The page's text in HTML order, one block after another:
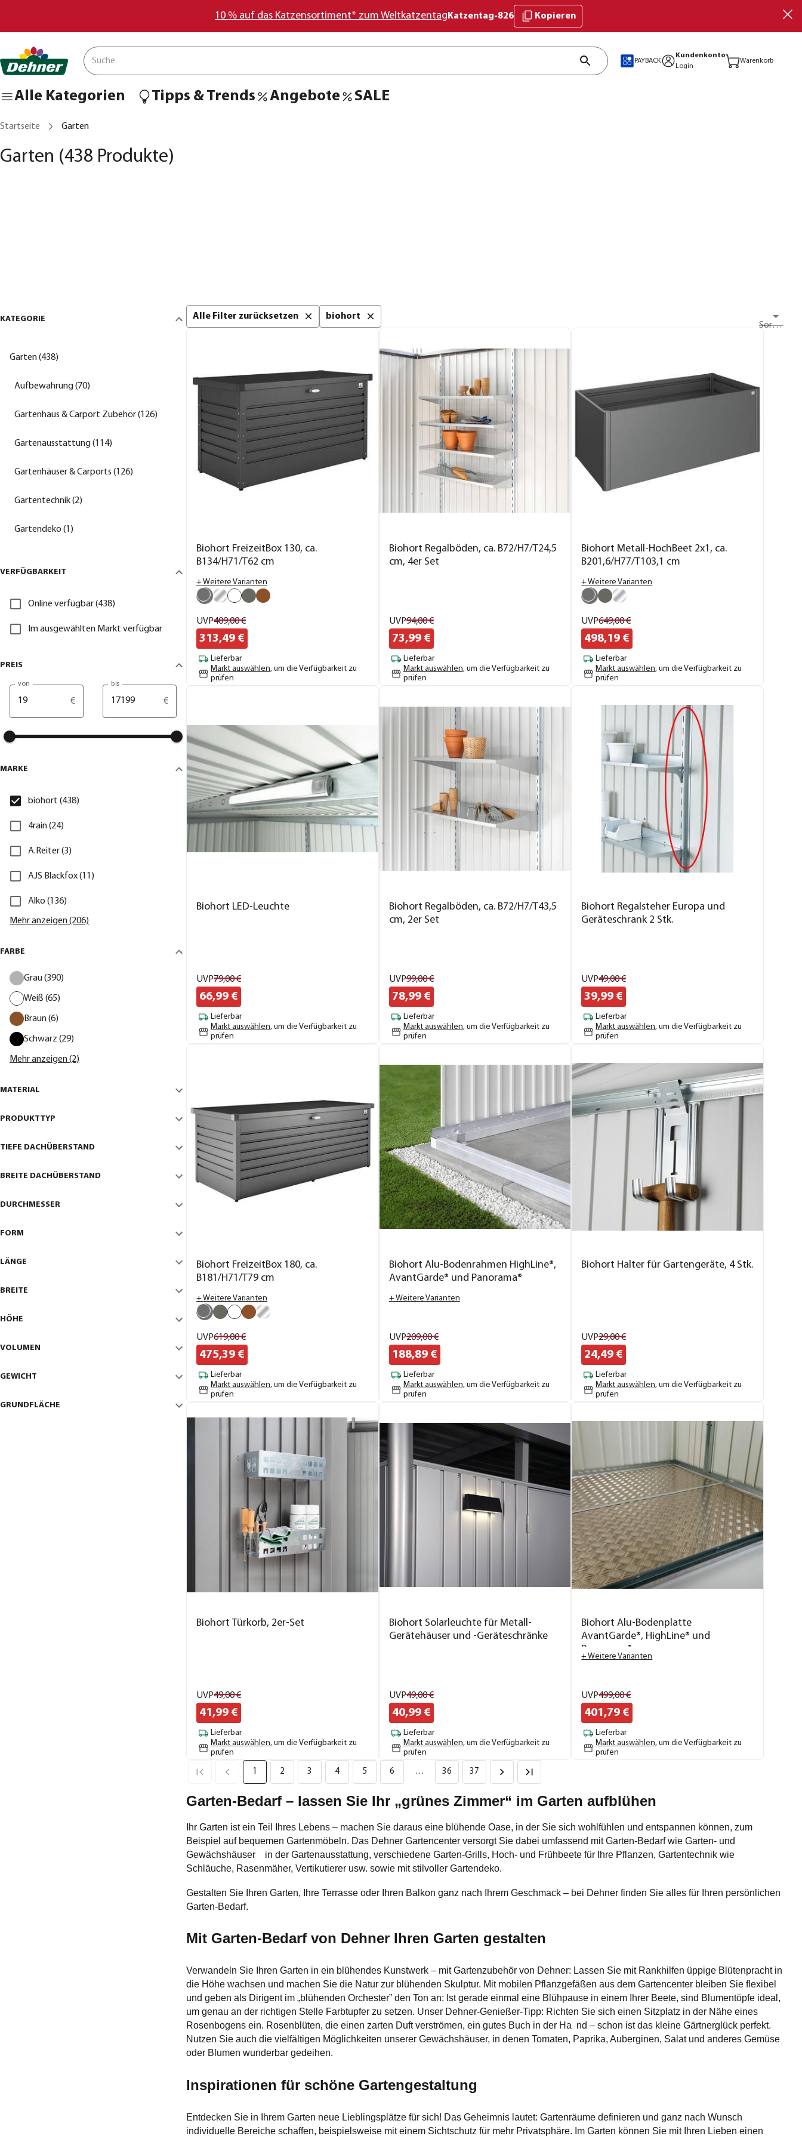
10 % auf das Katzensortiment* zum Weltkatzentag Katzentag-826 Kopieren
PAYBACK
Kundenkonto
Login
Warenkorb
Alle Kategorien Tipps & Trends Angebote SALE
Startseite Garten
Garten (438 Produkte)
KATEGORIE
Garten (438)
Aufbewahrung (70)
Gartenhaus & Carport Zubehör (126)
Gartenausstattung (114)
Gartenhäuser & Carports (126)
Gartentechnik (2)
Gartendeko (1)
VERFÜGBARKEIT
Online verfügbar (438)
Im ausgewählten Markt verfügbar
PREIS
von
€
bis
€
MARKE
biohort (438)
4rain (24)
A.Reiter (3)
AJS Blackfox (11)
Alko (136)
Mehr anzeigen (206)
FARBE
Grau (390)
Weiß (65)
Braun (6)
Schwarz (29)
Mehr anzeigen (2)
MATERIAL
PRODUKTTYP
TIEFE DACHÜBERSTAND
BREITE DACHÜBERSTAND
DURCHMESSER
FORM
LÄNGE
BREITE
HÖHE
VOLUMEN
GEWICHT
GRUNDFLÄCHE
Alle Filter zurücksetzen
biohort
Sortieren nach
Biohort FreizeitBox 130, ca.
B134/H71/T62 cm
+ Weitere Varianten
UVP409,00€
313,49 €
Lieferbar
Markt auswählen, um die Verfügbarkeit zu
prüfen
Biohort Regalböden, ca. B72/H7/T24,5
cm, 4er Set
UVP94,00€
73,99€
Lieferbar
Markt auswählen, um die Verfügbarkeit zu
prüfen
Biohort Metall-HochBeet 2x1, ca.
B201,6/H77/T103,1 cm
+ Weitere Varianten
UVP649,00€
498,19 €
Lieferbar
Markt auswählen, um die Verfügbarkeit zu
prüfen
Biohort LED-Leuchte
UVP79,00€
66,99 €
Lieferbar
Markt auswählen, um die Verfügbarkeit zu
prüfen
Biohort Regalböden, ca. B72/H7/T43,5
cm, 2er Set
UVP99,00€
78,99€
Lieferbar
Markt auswählen, um die Verfügbarkeit zu
prüfen
Biohort Regalsteher Europa und
Geräteschrank 2 Stk.
UVP49,00€
39,99 €
Lieferbar
Markt auswählen, um die Verfügbarkeit zu
prüfen
Biohort FreizeitBox 180, ca.
B181/H71/T79 cm
+ Weitere Varianten
UVP619,00€
475,39 €
Lieferbar
Markt auswählen, um die Verfügbarkeit zu
prüfen
Biohort Alu-Bodenrahmen HighLine®,
AvantGarde® und Panorama®
+ Weitere Varianten
UVP209,00€
188,89€
Lieferbar
Markt auswählen, um die Verfügbarkeit zu
prüfen
Biohort Halter für Gartengeräte, 4 Stk.
UVP29,00€
24,49 €
Lieferbar
Markt auswählen, um die Verfügbarkeit zu
prüfen
Biohort Türkorb, 2er-Set
UVP49,00€
41,99 €
Lieferbar
Markt auswählen, um die Verfügbarkeit zu
prüfen
Biohort Solarleuchte für Metall-
Gerätehäuser und -Geräteschränke
UVP49,00€
40,99€
Lieferbar
Markt auswählen, um die Verfügbarkeit zu
prüfen
Biohort Alu-Bodenplatte
AvantGarde®, HighLine® und
Panorama®
+ Weitere Varianten
UVP499,00€
401,79 €
Lieferbar
Markt auswählen, um die Verfügbarkeit zu
prüfen
1 2 3 4 5 6 … 36 37
Garten-Bedarf – lassen Sie Ihr „grünes Zimmer“ im Garten aufblühen
Ihr Garten ist ein Teil Ihres Lebens – machen Sie daraus eine blühende Oase, in der Sie sich wohlfühlen und entspannen können, zum
Beispiel auf bequemen Gartenmöbeln. Das Dehner Gartencenter versorgt Sie dabei umfassend mit Garten-Bedarf wie Garten- und
Gewächshäuser in der Gartenausstattung, verschiedene Garten-Grills, Hoch- und Frühbeete für Ihre Pflanzen, Gartentechnik wie
Schläuche, Rasenmäher, Vertikutierer usw. sowie mit stilvoller Gartendeko.
Gestalten Sie Ihren Garten, Ihre Terrasse oder Ihren Balkon ganz nach Ihrem Geschmack – bei Dehner finden Sie alles für Ihren persönlichen
Garten-Bedarf.
Mit Garten-Bedarf von Dehner Ihren Garten gestalten
Verwandeln Sie Ihren Garten in ein blühendes Kunstwerk – mit Gartenzubehör von Dehner: Lassen Sie mit Rankhilfen üppige Blütenpracht in
die Höhe wachsen und machen Sie die Natur zur blühenden Skulptur. Mit mobilen Pflanzgefäßen aus dem Gartencenter bleiben Sie flexibel
und geben als Dirigent im „blühenden Orchester” den Ton an: Ist gerade einmal eine Blühpause in einem Ihrer Beete, sind Blumentöpfe ideal,
um genau an der richtigen Stelle Farbtupfer zu setzen. Unser Dehner-Genießer-Tipp: Richten Sie sich einen Sitzplatz in der Nähe eines
Rosenbogens ein. Rosenblüten, die einen zarten Duft verströmen, ein gutes Buch in der Ha nd – schon ist das kleine Gärtnerglück perfekt.
Nutzen Sie auch die vielfältigen Möglichkeiten unserer Gewächshäuser, in denen Tomaten, Paprika, Auberginen, Salat und anderes Gemüse
oder Blumen wunderbar gedeihen.
Inspirationen für schöne Gartengestaltung
Entdecken Sie in Ihrem Garten neue Lieblingsplätze für sich! Das Geheimnis lautet: Gartenräume definieren und ganz nach Wunsch
individuelle Bereiche schaffen, beispielsweise mit einem Sichtschutz für mehr Privatsphäre. Im Garten können Sie mit Ihren Lieben einen